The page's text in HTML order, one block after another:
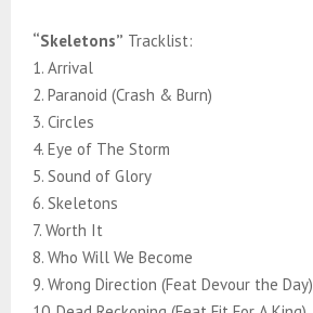
“Skeletons” Tracklist:
1. Arrival
2. Paranoid (Crash & Burn)
3. Circles
4. Eye of The Storm
5. Sound of Glory
6. Skeletons
7. Worth It
8. Who Will We Become
9. Wrong Direction (Feat Devour the Day)